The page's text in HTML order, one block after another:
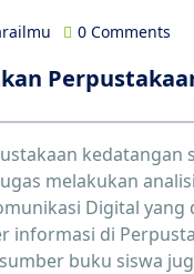
0 Comments
kedatangan
melakukan
Digital
informasi di
buku siswa